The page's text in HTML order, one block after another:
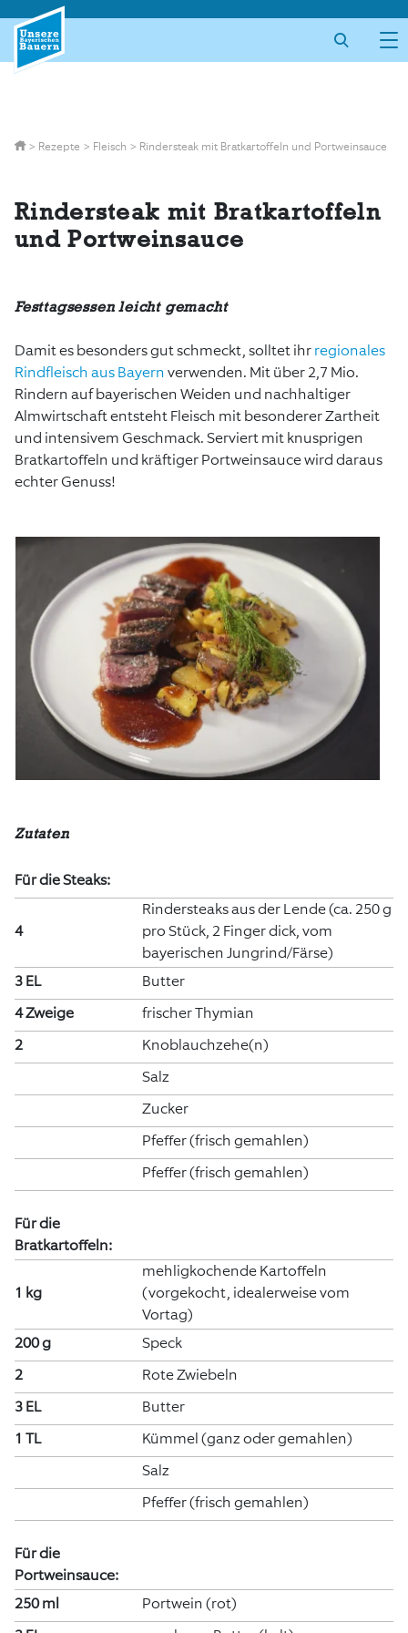
content
> Rezepte > Fleisch > Rindersteak mit Bratkartoffeln und Portweinsauce
Rindersteak mit Bratkartoffeln
und Portweinsauce
Festtagsessen leicht gemacht
Damit es besonders gut schmeckt, solltet ihrregionales
Rindfleisch aus Bayernverwenden. Mit über 2,7 Mio.
Rindern auf bayerischen Weiden und nachhaltiger
Almwirtschaft entsteht Fleisch mit besonderer Zartheit
und intensivem Geschmack. Serviert mit knusprigen
Bratkartoffeln und kräftiger Portweinsauce wird daraus
echter Genuss!
Zutaten
Für die Steaks:
4
Rindersteaks aus der Lende (ca. 250 g
pro Stück, 2 Finger dick, vom
bayerischen Jungrind/Färse)
3 EL
Butter
4 Zweige
frischer Thymian
2
Knoblauchzehe(n)
Salz
Zucker
Pfeffer (frisch gemahlen)
Pfeffer (frisch gemahlen)
Für die
Bratkartoffeln:
1 kg
mehligkochende Kartoffeln
(vorgekocht, idealerweise vom
Vortag)
200 g
Speck
2
Rote Zwiebeln
3 EL
Butter
1 TL
Kümmel (ganz oder gemahlen)
Salz
Pfeffer (frisch gemahlen)
Für die
Portweinsauce:
250 ml
Portwein (rot)